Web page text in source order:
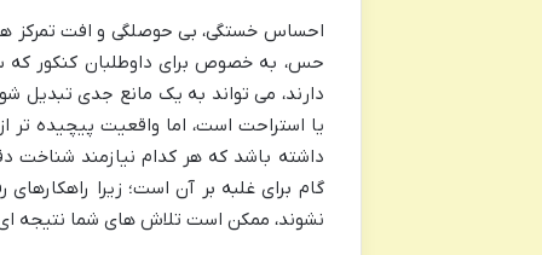
احساس خستگی، بی حوصلگی و افت تمرکز
حس، به خصوص برای داوطلبان کنکور که
دارند، می تواند به یک مانع جدی تبدیل
یا استراحت است، اما واقعیت پیچیده
داشته باشد که هر کدام نیازمند
گام برای غلبه بر آن است؛ زیرا
نشوند، ممکن است تلاش های شما نتیجه